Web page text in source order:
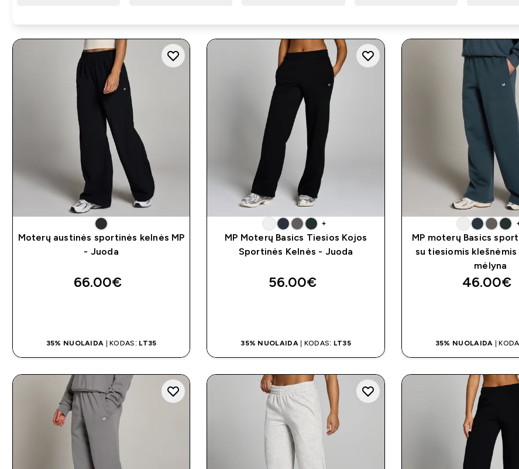
Moterų austinės sportinės kelnės MP
- Juoda
66.00€‎
35% NUOLAIDA | KODAS: LT35
+
MP Moterų Basics Tiesios Kojos
Sportinės Kelnės - Juoda
56.00€‎
35% NUOLAIDA | KODAS: LT35
MP moterų Basics
su tiesiomis klešnėmis
mėlyna
46.00€‎
35% NUOLAIDA |